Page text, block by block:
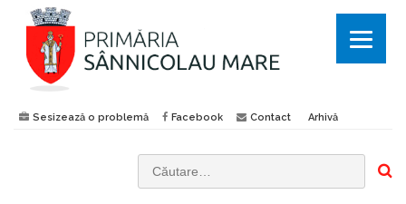
Sesizează o problemă Facebook Contact Arhivă